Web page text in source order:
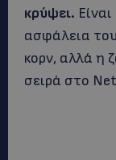
κρύψει.
ασφάλεια
κορν, αλλά η
σειρά στο